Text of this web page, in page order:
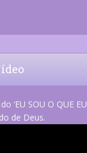
‘EU SOU O QUE EU
de Deus.